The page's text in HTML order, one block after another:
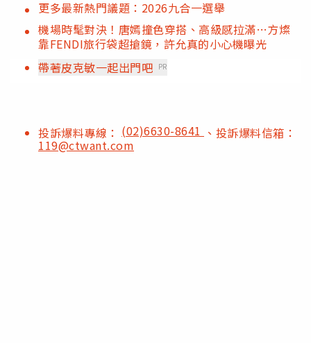
更多最新熱門議題：2026九合一選舉
機場時髦對決！唐嫣撞色穿搭、高級感拉滿…方燦
靠FENDI旅行袋超搶鏡，許允真的小心機曝光
帶著皮克敏一起出門吧 PR
投訴爆料專線： (02)6630-8641 、投訴爆料信箱：
119@ctwant.com